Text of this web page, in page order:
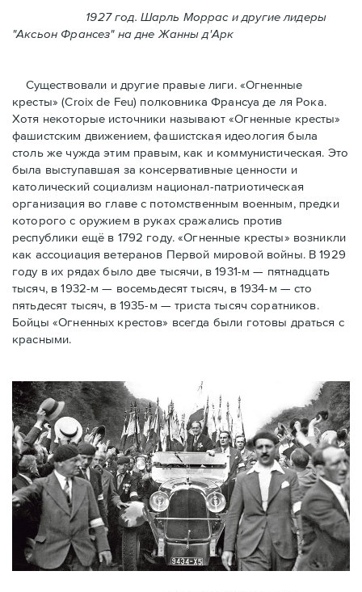
1927 год. Шарль Моррас и другие лидеры
"Аксьон Франсез" на дне Жанны д'Арк
Существовали и другие правые лиги. «Огненные
кресты» (Croix de Feu) полковника Франсуа де ля Рока.
Хотя некоторые источники называют «Огненные крeсты»
фашистским движением, фашистская идеология была
столь же чужда этим правым, как и коммунистическая. Это
была выступавшая за консервативные ценности и
католический социализм национал-патриотическая
организация во главе с потомственным военным, предки
которого с оружием в руках сражались против
республики ещё в 1792 году. «Огненные кресты» возникли
как ассоциация ветеранов Первой мировой войны. В 1929
году в их рядах было две тысячи, в 1931-м — пятнадцать
тысяч, в 1932-м — восемьдесят тысяч, в 1934-м — сто
пятьдесят тысяч, в 1935-м — триста тысяч соратников.
Бойцы «Огненных крестов» всегда были готовы драться с
красными.